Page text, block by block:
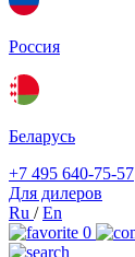
Россия
Беларусь
+7 495 640-75-57
Для дилеров
Ru /En
0